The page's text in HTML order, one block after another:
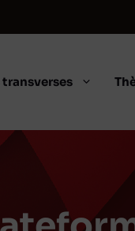
transverses